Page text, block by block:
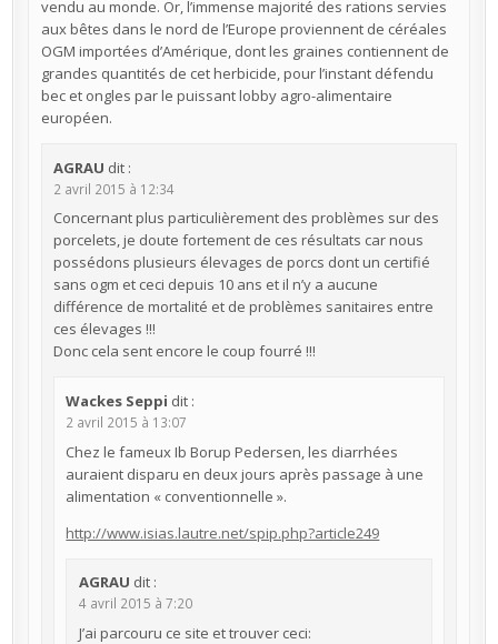
vendu au monde. Or, l’immense majorité des rations servies
aux bêtes dans le nord de l’Europe proviennent de céréales
OGM importées d’Amérique, dont les graines contiennent de
grandes quantités de cet herbicide, pour l’instant défendu
bec et ongles par le puissant lobby agro-alimentaire
européen.
AGRAU dit :
2 avril 2015 à 12:34
Concernant plus particulièrement des problèmes sur des
porcelets, je doute fortement de ces résultats car nous
possédons plusieurs élevages de porcs dont un certifié
sans ogm et ceci depuis 10 ans et il n’y a aucune
différence de mortalité et de problèmes sanitaires entre
ces élevages !!!
Donc cela sent encore le coup fourré !!!
Wackes Seppi dit :
2 avril 2015 à 13:07
Chez le fameux Ib Borup Pedersen, les diarrhées
auraient disparu en deux jours après passage à une
alimentation « conventionnelle ».
http://www.isias.lautre.net/spip.php?article249
AGRAU dit :
4 avril 2015 à 7:20
J’ai parcouru ce site et trouver ceci: